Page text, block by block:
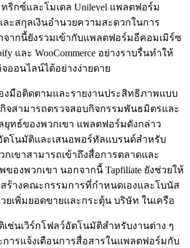
ริกซ์และโมเดล Unilevel แพลตฟอร์ม
ะสกุลเงินอำนวยความสะดวกในการ
ากนี้ยังรวมเข้ากับแพลตฟอร์มอีคอมเมิร์ซ
และ WooCommerce อย่างราบรื่นทำให้
ออนไลน์ได้อย่างง่ายดาย
องมือติดตามและรายงานประสิทธิภาพแบบ
จสามารถตรวจสอบกิจกรรมพันธมิตรและ
ยุทธ์ของพวกเขา แพลตฟอร์มดังกล่าว
ตโนมัติและเสนอพอร์ทัลแบรนด์สำหรับ
เขาสามารถเข้าถึงสื่อการตลาดและ
องพวกเขา นอกจากนี้ Tapfiliate ยังช่วยให้
ร้างคณะกรรมการที่กำหนดเองและโบนัส
เพิ่มยอดขายและกระตุ้น บริษัท ในเครือ
ช่นเวิร์กโฟลว์อัตโนมัติสำหรับงานต่าง ๆ
การแจ้งเตือนการสื่อสารในแพลตฟอร์มกับ